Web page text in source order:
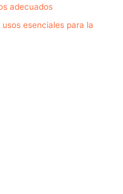
adecuados
esenciales para la